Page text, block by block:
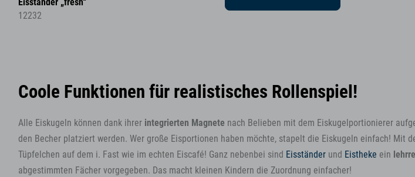
Eisständer „fresh“
12232
Coole Funktionen für realistisches Rollenspiel!
Alle Eiskugeln können dank ihrer integrierten Magnete nach Belieben mit dem Eiskugelportionierer
den Becher platziert werden. Wer große Eisportionen haben möchte, stapelt die Eiskugeln einfach!
Tüpfelchen auf dem i. Fast wie im echten Eiscafé! Ganz nebenbei sind Eisständer und Eistheke ein
abgestimmten Fächer vorgegeben. Das macht kleinen Kindern die Zuordnung einfacher!